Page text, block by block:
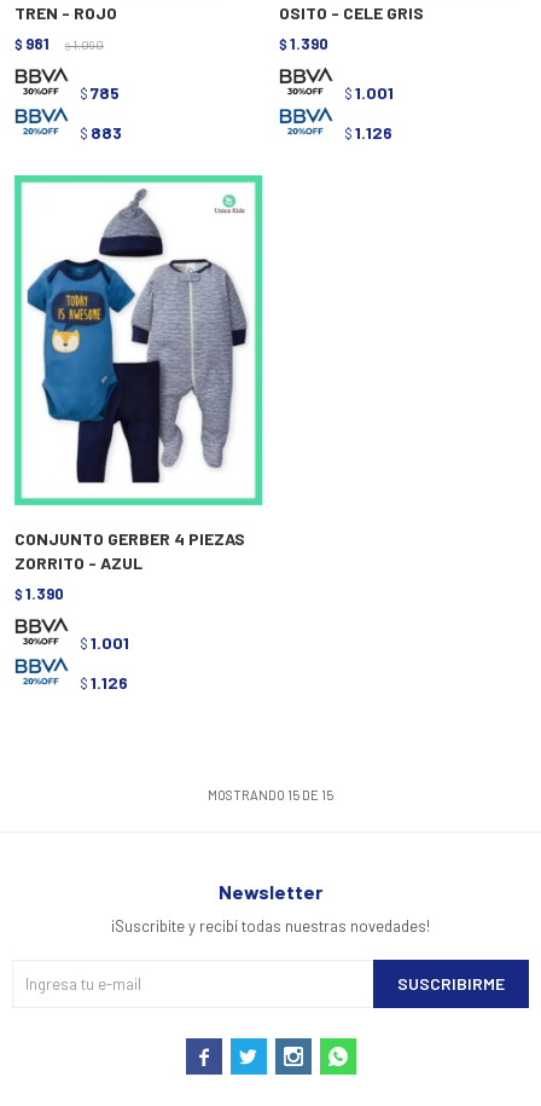
TREN - ROJO
$ 981 $ 1.090
$ 785
$ 883
OSITO - CELE GRIS
$ 1.390
$ 1.001
$ 1.126
CONJUNTO GERBER 4 PIEZAS
ZORRITO - AZUL
$ 1.390
$ 1.001
$ 1.126
MOSTRANDO 15 DE 15
Newsletter
¡Suscribite y recibí todas nuestras novedades!
SUSCRIBIRME
   